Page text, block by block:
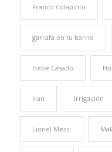
Franco Colapinto
garrafa en tu barrio
Hebe Casado
Iran Irrigación
Lionel Messi